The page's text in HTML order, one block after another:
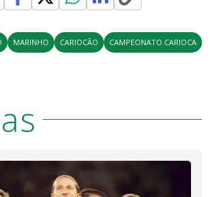
MARINHO CARIOCÃO
CAMPEONATO CARIOCA